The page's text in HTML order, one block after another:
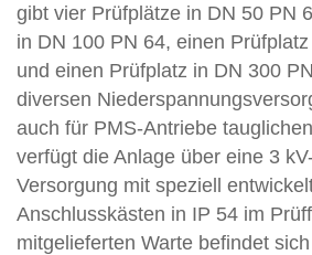
gibt vier Prüfplätze in DN 50 PN
in DN 100 PN 64, einen
und einen Prüfplatz in DN 300
diversen
auch für PMS-Antriebe
verfügt die Anlage über eine 3
Versorgung mit speziell
Anschlusskästen in IP 54 im
mitgelieferten Warte befindet